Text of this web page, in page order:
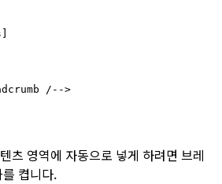
츠 영역에 자동으로 넣게 하려면 브레
를 켭니다.